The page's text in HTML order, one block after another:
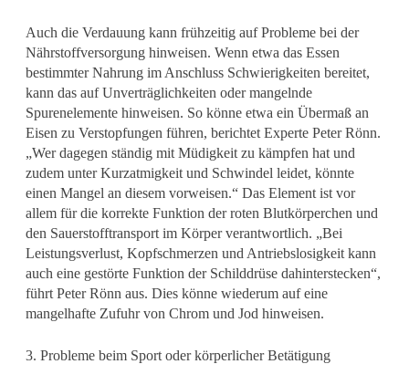
Auch die Verdauung kann frühzeitig auf Probleme bei der
Nährstoffversorgung hinweisen. Wenn etwa das Essen
bestimmter Nahrung im Anschluss Schwierigkeiten bereitet,
kann das auf Unverträglichkeiten oder mangelnde
Spurenelemente hinweisen. So könne etwa ein Übermaß an
Eisen zu Verstopfungen führen, berichtet Experte Peter Rönn.
„Wer dagegen ständig mit Müdigkeit zu kämpfen hat und
zudem unter Kurzatmigkeit und Schwindel leidet, könnte
einen Mangel an diesem vorweisen.“ Das Element ist vor
allem für die korrekte Funktion der roten Blutkörperchen und
den Sauerstofftransport im Körper verantwortlich. „Bei
Leistungsverlust, Kopfschmerzen und Antriebslosigkeit kann
auch eine gestörte Funktion der Schilddrüse dahinterstecken“,
führt Peter Rönn aus. Dies könne wiederum auf eine
mangelhafte Zufuhr von Chrom und Jod hinweisen.
3. Probleme beim Sport oder körperlicher Betätigung